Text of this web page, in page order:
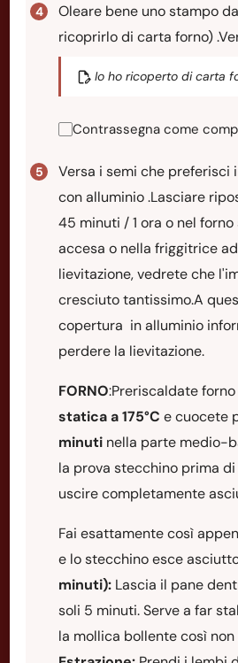
Oleare bene uno stampo
ricoprirlo di carta forno)
Io ho ricoperto di carta
Contrassegna come
Versa i semi che preferisci
con alluminio .Lasciare
45 minuti / 1 ora o nel
accesa o nella friggitrice
lievitazione, vedrete che
cresciuto tantissimo.A
copertura in alluminio
perdere la lievitazione.
FORNO:Preriscaldate
statica a 175°C e cuocete
minuti nella parte medio-
la prova stecchino prima
uscire completamente
Fai esattamente così
e lo stecchino esce
minuti): Lascia il pane
soli 5 minuti. Serve a far
la mollica bollente così non